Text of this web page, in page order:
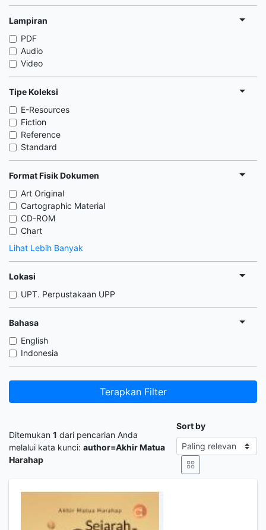
Lampiran
PDF
Audio
Video
Tipe Koleksi
E-Resources
Fiction
Reference
Standard
Format Fisik Dokumen
Art Original
Cartographic Material
CD-ROM
Chart
Lihat Lebih Banyak
Lokasi
UPT. Perpustakaan UPP
Bahasa
English
Indonesia
Terapkan Filter
Ditemukan 1 dari pencarian Anda
melalui kata kunci: author=Akhir Matua
Harahap
Sort by